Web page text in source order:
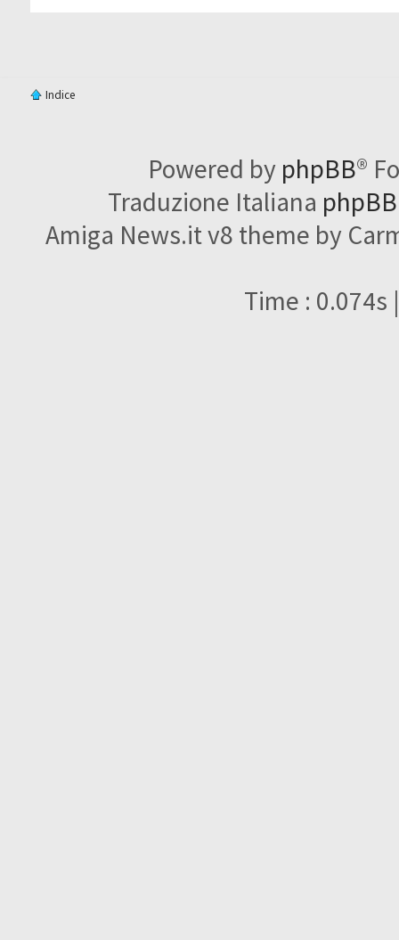
Indice
Powered by phpBB®
Traduzione Italiana
Amiga News.it v8 theme by
Time : 0.074s